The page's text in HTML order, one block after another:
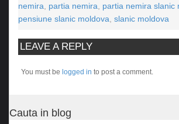
nemira
partia nemira partia nemira slanic
pensiune slanic moldova slanic moldova
LEAVE A REPLY
You must be logged in to post a comment.
Cauta in blog